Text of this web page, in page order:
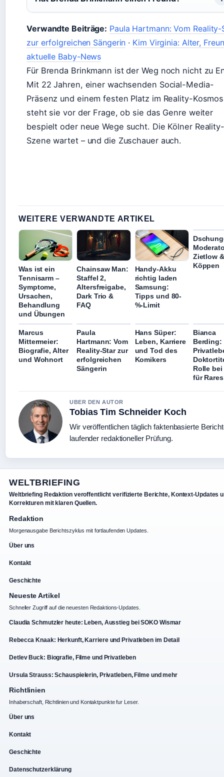
Verwandte Beiträge: Paula Hartmann: Vom Reality-
zur erfolgreichen Sängerin · Kim Virginia: Alter,
aktuelle Baby-News
Für Brenda Brinkmann ist der Weg noch nicht zu
Mit 22 Jahren, einer wachsenden Social-Media-
Präsenz und einem festen Platz im Reality-Kosmos
steht sie vor der Frage, ob sie das Genre weiter
bespielt oder neue Wege sucht. Die Kölner Reality-
Szene wartet – und die Zuschauer auch.
WEITERE VERWANDTE ARTIKEL
Was ist ein
Tennisarm –
Symptome,
Ursachen,
Behandlung
und Übungen
Chainsaw Man:
Staffel 2,
Altersfreigabe,
Dark Trio &
FAQ
Handy-Akku
richtig laden
Samsung:
Tipps und 80-
%-Limit
Zietlow &
Köppen
Marcus
Mittermeier:
Biografie, Alter
und Wohnort
Paula
Hartmann: Vom
Reality-Star zur
erfolgreichen
Sängerin
Hans Süper:
Leben, Karriere
und Tod des
Komikers
Bianca
Berding:
Rolle bei
für Rares
UBER DEN AUTOR
Tobias Tim Schneider Koch
Wir veröffentlichen täglich faktenbasierte
laufender redaktioneller Prüfung.
WELTBRIEFING
Weltbriefing Redaktion veroffentlicht verifizierte Berichte, Kontext-Updates
Korrekturen mit klaren Quellen.
Redaktion
Morgenausgabe Berichtszyklus mit fortlaufenden Updates.
Über uns
Kontakt
Geschichte
Neueste Artikel
Schneller Zugriff auf die neuesten Redaktions-Updates.
Claudia Schmutzler heute: Leben, Ausstieg bei SOKO Wismar
Rebecca Knaak: Herkunft, Karriere und Privatleben im Detail
Detlev Buck: Biografie, Filme und Privatleben
Ursula Strauss: Schauspielerin, Privatleben, Filme und mehr
Richtlinien
Inhaberschaft, Richtlinien und Kontaktpunkte fur Leser.
Über uns
Kontakt
Geschichte
Datenschutzerklärung